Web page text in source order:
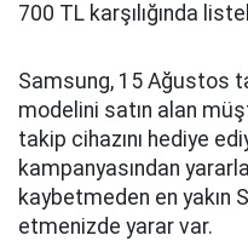
700 TL karşılığında
Samsung, 15 Ağustos
modelini satın alan
takip cihazını hediye
kampanyasından
kaybetmeden en yakın
etmenizde yarar var.